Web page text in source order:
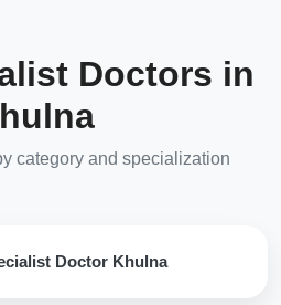
Doctors in
category and specialization
Doctor Khulna